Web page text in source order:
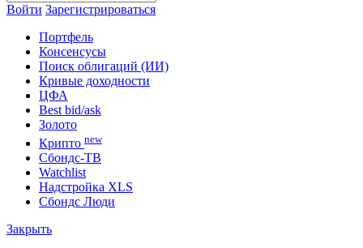
Войти Зарегистрироваться
Портфель
Консенсусы
Поиск облигаций (ИИ)
Кривые доходности
ЦФА
Best bid/ask
Золото
Крипто new
Сбондс-ТВ
Watchlist
Надстройка XLS
Сбондс Люди
Закрыть